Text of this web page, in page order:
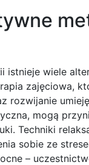
istnieje wiele
zajęciowa,
rozwijanie
mogą
Techniki
sobie ze
–